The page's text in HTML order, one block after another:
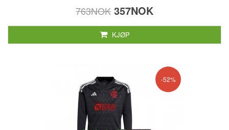
763NOK 357NOK
KJØP
-52%